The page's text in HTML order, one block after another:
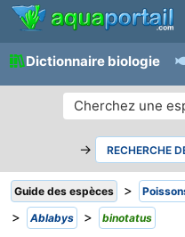
Dictionnaire biologie
→ RECHERCHE
Guide des espèces >
> Ablabys > binotatus